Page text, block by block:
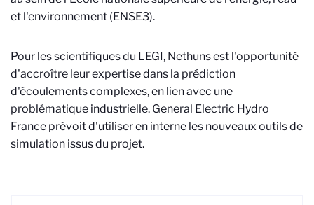
et l'environnement (ENSE3).
Pour les scientifiques du LEGI, Nethuns est l'opportunité
d'accroître leur expertise dans la prédiction
d'écoulements complexes, en lien avec une
problématique industrielle. General Electric Hydro
France prévoit d'utiliser en interne les nouveaux outils de
simulation issus du projet.